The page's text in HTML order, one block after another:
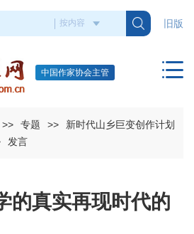
旧版
中国作家协会主管
>> 专题 >>
新时代山乡巨变创作计划
发言
的真实再现时代的